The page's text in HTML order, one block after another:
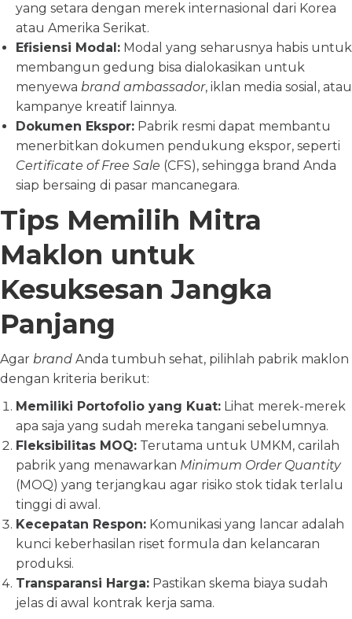
yang setara dengan merek internasional dari Korea
atau Amerika Serikat.
Efisiensi Modal: Modal yang seharusnya habis untuk
membangun gedung bisa dialokasikan untuk
menyewa brand ambassador, iklan media sosial, atau
kampanye kreatif lainnya.
Dokumen Ekspor: Pabrik resmi dapat membantu
menerbitkan dokumen pendukung ekspor, seperti
Certificate of Free Sale (CFS), sehingga brand Anda
siap bersaing di pasar mancanegara.
Tips Memilih Mitra
Maklon untuk
Kesuksesan Jangka
Panjang
Agar brand Anda tumbuh sehat, pilihlah pabrik maklon
dengan kriteria berikut:
Memiliki Portofolio yang Kuat: Lihat merek-merek
apa saja yang sudah mereka tangani sebelumnya.
Fleksibilitas MOQ: Terutama untuk UMKM, carilah
pabrik yang menawarkan Minimum Order Quantity
(MOQ) yang terjangkau agar risiko stok tidak terlalu
tinggi di awal.
Kecepatan Respon: Komunikasi yang lancar adalah
kunci keberhasilan riset formula dan kelancaran
produksi.
Transparansi Harga: Pastikan skema biaya sudah
jelas di awal kontrak kerja sama.